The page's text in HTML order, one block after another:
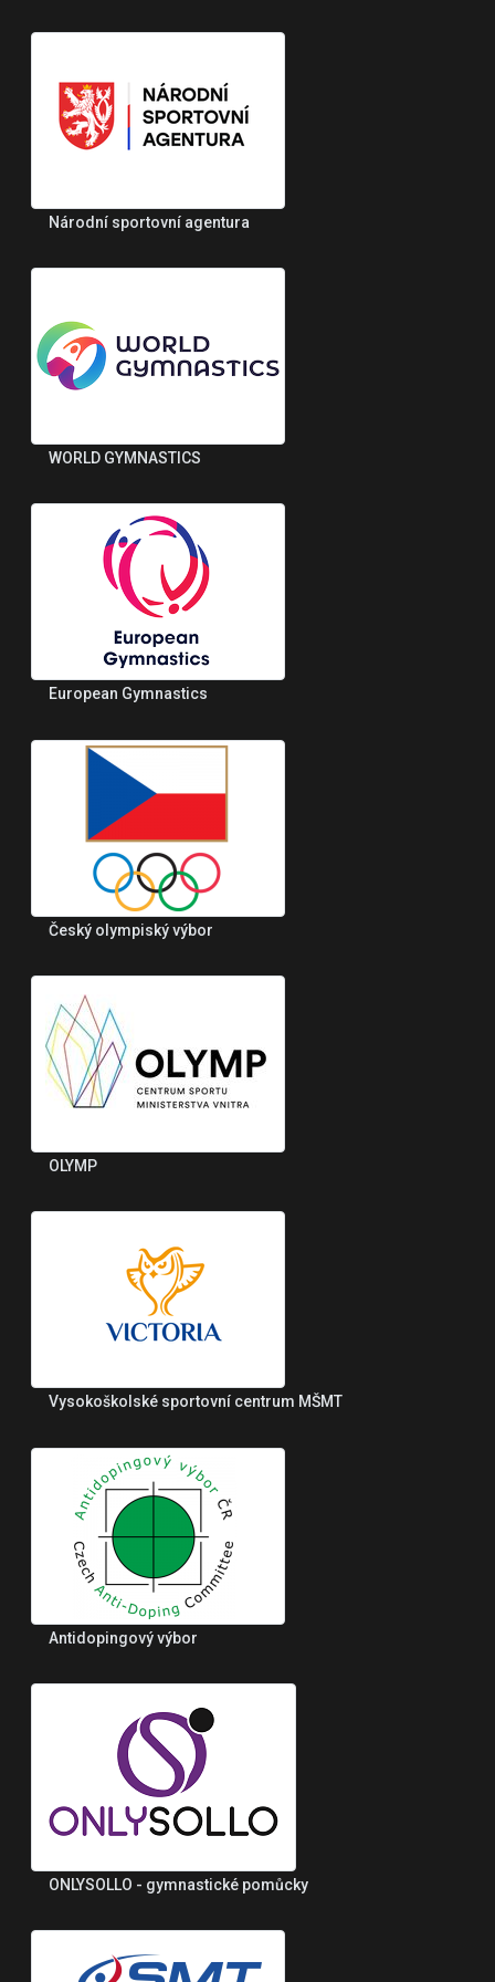
Národní sportovní agentura
WORLD GYMNASTICS
European Gymnastics
Český olympiský výbor
OLYMP
Vysokoškolské sportovní centrum MŠMT
Antidopingový výbor
ONLYSOLLO - gymnastické pomůcky